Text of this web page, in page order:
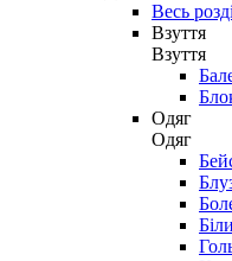
Весь
Взуття
Взуття
Одяг
Одяг